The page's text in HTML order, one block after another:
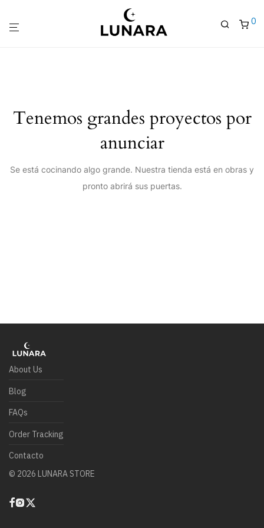
0
Tenemos grandes proyectos por
anunciar
Se está cocinando algo grande. Nuestra tienda está en obras y
pronto abrirá sus puertas.
About Us
Blog
FAQs
Order Tracking
Contacto
© 2026 LUNARA STORE